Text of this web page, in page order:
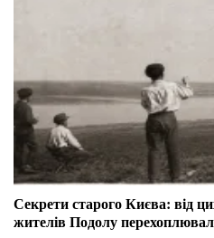
Секрети старого Києва: від
жителів Подолу